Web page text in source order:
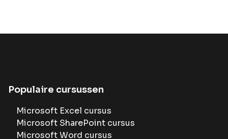
Populaire cursussen
Microsoft Excel cursus
Microsoft SharePoint cursus
Microsoft Word cursus